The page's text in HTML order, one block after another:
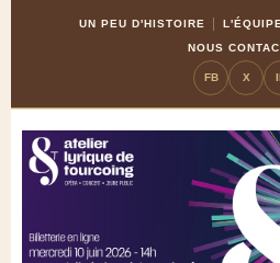
UN PEU D'HISTOIRE
NOUS
FB X